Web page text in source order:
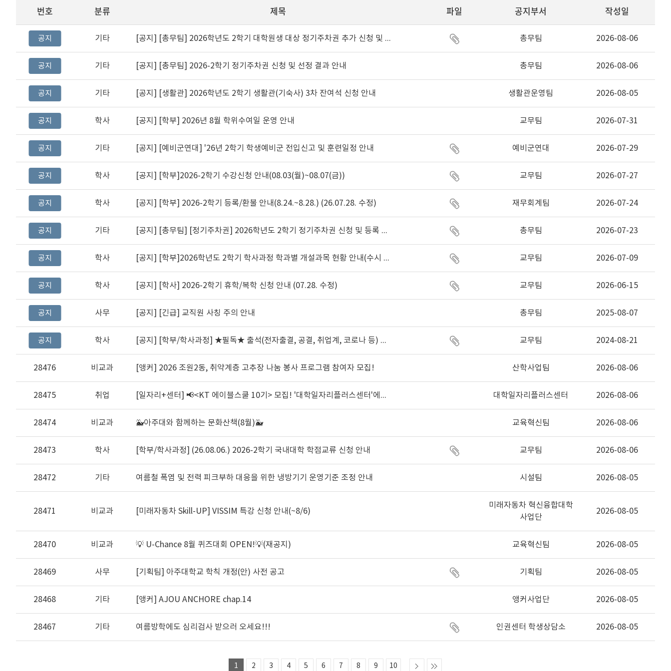
번호 분류 제목 파일 공지부서 작성일
공지 기타 [공지] [총무팀] 2026학년도 2학기 대학원생 대상 정기주차권 추가 신청 및 등록 안내 총무팀 2026-08-06
공지 기타 [공지] [총무팀] 2026-2학기 정기주차권 신청 및 선정 결과 안내 총무팀 2026-08-06
공지 기타 [공지] [생활관] 2026학년도 2학기 생활관(기숙사) 3차 잔여석 신청 안내 생활관운영팀 2026-08-05
공지 학사 [공지] [학부] 2026년 8월 학위수여일 운영 안내 교무팀 2026-07-31
공지 기타 [공지] [예비군연대] '26년 2학기 학생예비군 전입신고 및 훈련일정 안내 예비군연대 2026-07-29
공지 학사 [공지] [학부]2026-2학기 수강신청 안내(08.03(월)~08.07(금)) 교무팀 2026-07-27
공지 학사 [공지] [학부] 2026-2학기 등록/환불 안내(8.24.~8.28.) (26.07.28. 수정) 재무회계팀 2026-07-24
공지 기타 [공지] [총무팀] [정기주차권] 2026학년도 2학기 정기주차권 신청 및 등록 안내 총무팀 2026-07-23
공지 학사 [공지] [학부]2026학년도 2학기 학사과정 학과별 개설과목 현황 안내(수시 업데이트 예정) 교무팀 2026-07-09
공지 학사 [공지] [학사] 2026-2학기 휴학/복학 신청 안내 (07.28. 수정) 교무팀 2026-06-15
공지 사무 [공지] [긴급] 교직원 사칭 주의 안내 총무팀 2025-08-07
공지 학사 [공지] [학부/학사과정] ★필독★ 출석(전자출결, 공결, 취업계, 코로나 등) 관련 안내(08.29.수정) 교무팀 2024-08-21
28476 비교과 [앵커] 2026 조원2동, 취약계층 고추장 나눔 봉사 프로그램 참여자 모집! 산학사업팀 2026-08-06
28475 취업 [일자리+센터] 📢<KT 에이블스쿨 10기> 모집! '대학일자리플러스센터'에서 신청하고 "대학추천제"까지 알차게 받아보자!🥳 대학일자리플러스센터 2026-08-06
28474 비교과 🐳아주대와 함께하는 문화산책(8월)🐳 교육혁신팀 2026-08-06
28473 학사 [학부/학사과정] (26.08.06.) 2026-2학기 국내대학 학점교류 신청 안내 교무팀 2026-08-06
28472 기타 여름철 폭염 및 전력 피크부하 대응을 위한 냉방기기 운영기준 조정 안내 시설팀 2026-08-05
28471 비교과 [미래자동차 Skill-UP] VISSIM 특강 신청 안내(~8/6)
미래자동차 혁신융합대학
사업단
2026-08-05
28470 비교과 💡 U-Chance 8월 퀴즈대회 OPEN!💡(재공지) 교육혁신팀 2026-08-05
28469 사무 [기획팀] 아주대학교 학칙 개정(안) 사전 공고 기획팀 2026-08-05
28468 기타 [앵커] AJOU ANCHORE chap.14 앵커사업단 2026-08-05
28467 기타 여름방학에도 심리검사 받으러 오세요!!! 인권센터 학생상담소 2026-08-05
1 2 3 4 5 6 7 8 9 10